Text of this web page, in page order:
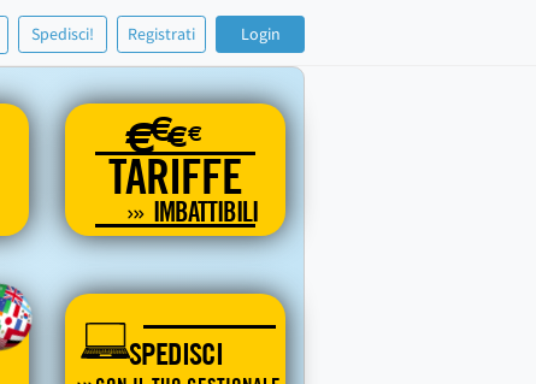
Spedisci! Registrati Login
€€€€
TARIFFE
IMBATTIBILI
SPEDISCI